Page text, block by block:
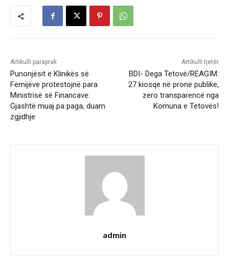
Artikulli paraprak
Punonjësit e Klinikës së
Fëmijëve protestojnë para
Ministrisë së Financave:
Gjashtë muaj pa paga, duam
zgjidhje
Artikulli tjetër
BDI- Dega Tetovë/REAGIM:
27 kiosqe në pronë publike,
zero transparencë nga
Komuna e Tetovës!
admin